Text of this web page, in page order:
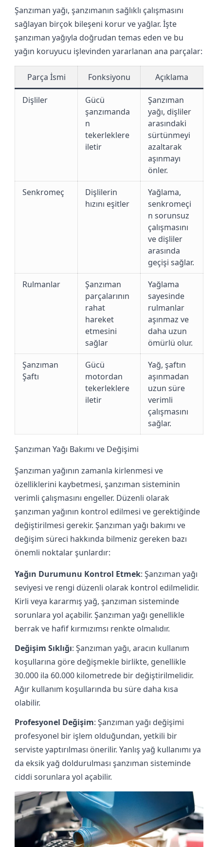
Şanzıman yağı, şanzımanın sağlıklı çalışmasını
sağlayan birçok bileşeni korur ve yağlar. İşte
şanzıman yağıyla doğrudan temas eden ve bu
yağın koruyucu işlevinden yararlanan ana parçalar:
Parça İsmi Fonksiyonu Açıklama
Dişliler
Gücü
şanzımanda
n
tekerleklere
iletir
Şanzıman
yağı, dişliler
arasındaki
sürtünmeyi
azaltarak
aşınmayı
önler.
Senkromeç
Dişlilerin
hızını eşitler
Yağlama,
senkromeçi
n sorunsuz
çalışmasını
ve dişliler
arasında
geçişi sağlar.
Rulmanlar
Şanzıman
parçalarının
rahat
hareket
etmesini
sağlar
Yağlama
sayesinde
rulmanlar
aşınmaz ve
daha uzun
ömürlü olur.
Şanzıman
Şaftı
Gücü
motordan
tekerleklere
iletir
Yağ, şaftın
aşınmadan
uzun süre
verimli
çalışmasını
sağlar.
Şanzıman Yağı Bakımı ve Değişimi
Şanzıman yağının zamanla kirlenmesi ve
özelliklerini kaybetmesi, şanzıman sisteminin
verimli çalışmasını engeller. Düzenli olarak
şanzıman yağının kontrol edilmesi ve gerektiğinde
değiştirilmesi gerekir. Şanzıman yağı bakımı ve
değişim süreci hakkında bilmeniz gereken bazı
önemli noktalar şunlardır:
Yağın Durumunu Kontrol Etmek: Şanzıman yağı
seviyesi ve rengi düzenli olarak kontrol edilmelidir.
Kirli veya kararmış yağ, şanzıman sisteminde
sorunlara yol açabilir. Şanzıman yağı genellikle
berrak ve hafif kırmızımsı renkte olmalıdır.
Değişim Sıklığı: Şanzıman yağı, aracın kullanım
koşullarına göre değişmekle birlikte, genellikle
30.000 ila 60.000 kilometrede bir değiştirilmelidir.
Ağır kullanım koşullarında bu süre daha kısa
olabilir.
Profesyonel Değişim: Şanzıman yağı değişimi
profesyonel bir işlem olduğundan, yetkili bir
serviste yaptırılması önerilir. Yanlış yağ kullanımı ya
da eksik yağ doldurulması şanzıman sisteminde
ciddi sorunlara yol açabilir.